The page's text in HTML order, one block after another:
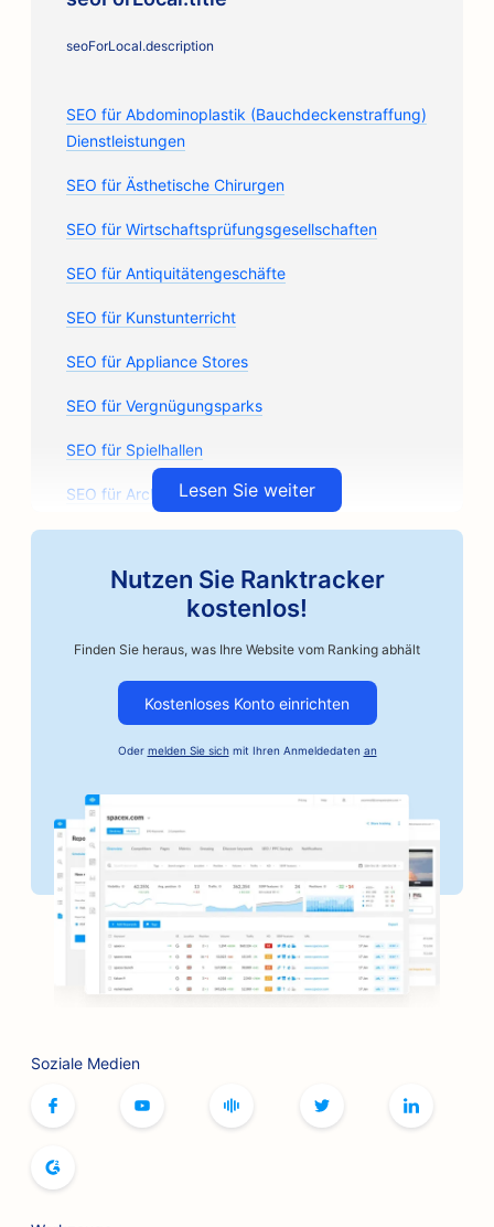
seoForLocal.description
SEO für Abdominoplastik (Bauchdeckenstraffung)
Dienstleistungen
SEO für Ästhetische Chirurgen
SEO für Wirtschaftsprüfungsgesellschaften
SEO für Antiquitätengeschäfte
SEO für Kunstunterricht
SEO für Appliance Stores
SEO für Vergnügungsparks
SEO für Spielhallen
SEO für Architekturbüros
SEO für Autoteile-Geschäfte
SEO für Automobilunternehmen
SEO für Kautionsdienste
SEO für Banken
SEO für Bäckereien
SEO für Friseurläden
SEO für BBQ-Joints
SEO für Boutiquen
SEO für Bowlingbahnen
SEO für Brettspiel-Cafés
Lesen Sie weiter
Nutzen Sie Ranktracker
kostenlos!
Finden Sie heraus, was Ihre Website vom Ranking abhält
Kostenloses Konto einrichten
Oder melden Sie sichmit Ihren Anmeldedaten an
Soziale Medien